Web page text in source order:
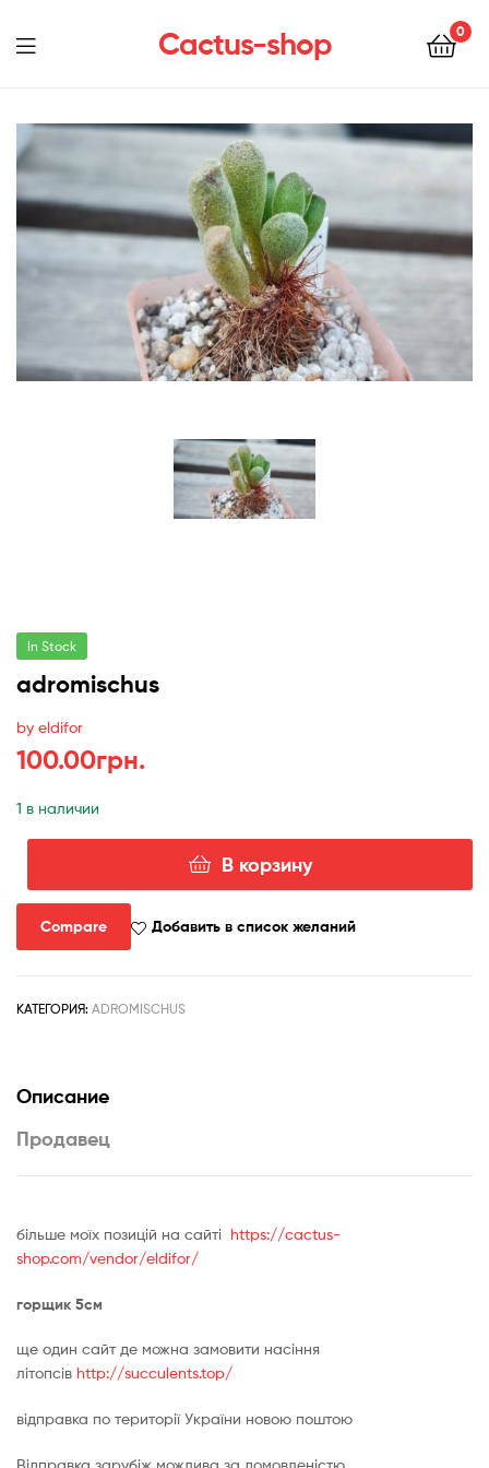
Cactus-shop 0
Menu
In Stock
adromischus
by eldifor
100.00грн.
1 в наличии
товара
adromischus
В корзину
Compare Добавить в список желаний
КАТЕГОРИЯ: ADROMISCHUS
Описание
Продавец
бiльше моїх позицій на сайті https://cactus-
shop.com/vendor/eldifor/
горщик 5см
ще один сайт де можна замовити насіння
літопсів http://succulents.top/
відправка по території України новою поштою
Відправка зарубіж можлива за домовленістю.